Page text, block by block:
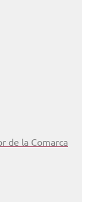
de la Comarca